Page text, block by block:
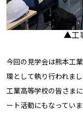
▲工
今回の見学会は熊本工
環として執り行われま
工業高等学校の皆さま
ート活動にもなっていま